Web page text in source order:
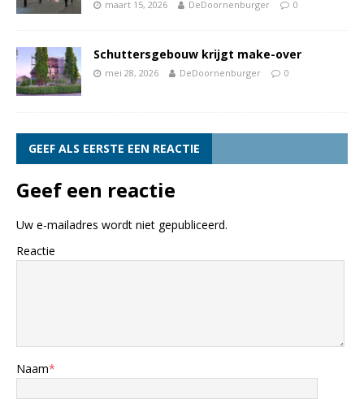
maart 15, 2026 DeDoornenburger 0
Schuttersgebouw krijgt make-over
mei 28, 2026 DeDoornenburger 0
GEEF ALS EERSTE EEN REACTIE
Geef een reactie
Uw e-mailadres wordt niet gepubliceerd.
Reactie
Naam*